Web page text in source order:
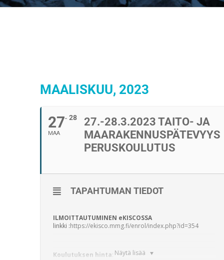
MAALISKUU, 2023
27
MAA
28
27.-28.3.2023 TAITO- JA
MAARAKENNUSPÄTEVYYS
PERUSKOULUTUS
Näytä lisää
TAPAHTUMAN TIEDOT
ILMOITTAUTUMINEN eKISCOSSA
linkki :https://ekisco.mmg.fi/enrol/index.php?id=354
Koulutuksen hinta: